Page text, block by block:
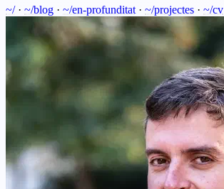
~/ · ~/blog · ~/en-profunditat · ~/projectes · ~/cv